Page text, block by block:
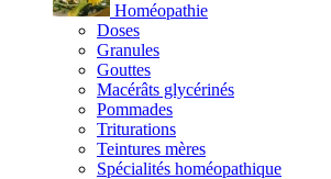
Homéopathie
Doses
Granules
Gouttes
Macérâts glycérinés
Pommades
Triturations
Teintures mères
Spécialités homéopathique